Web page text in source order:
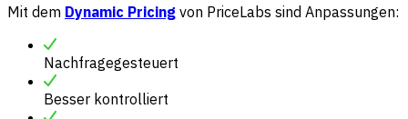
Mit dem Dynamic Pricing von PriceLabs sind Anpassungen:
Nachfragegesteuert
Besser kontrolliert